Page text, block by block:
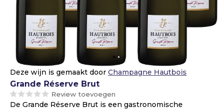
Deze wijn is gemaakt door Champagne Hautbois
Grande Réserve Brut
Review toevoegen
De Grande Réserve Brut is een gastronomische